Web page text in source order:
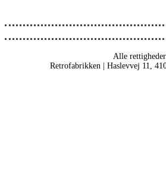
Alle
Retrofabrikken | Haslevvej 11,